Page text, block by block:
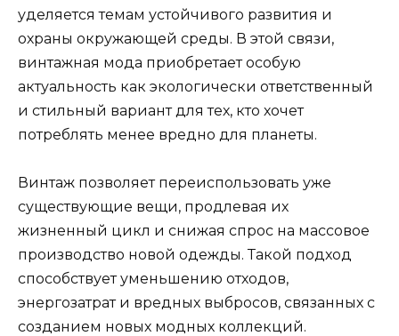
уделяется темам устойчивого развития и
охраны окружающей среды. В этой связи,
винтажная мода приобретает особую
актуальность как экологически ответственный
и стильный вариант для тех, кто хочет
потреблять менее вредно для планеты.
Винтаж позволяет переиспользовать уже
существующие вещи, продлевая их
жизненный цикл и снижая спрос на массовое
производство новой одежды. Такой подход
способствует уменьшению отходов,
энергозатрат и вредных выбросов, связанных с
созданием новых модных коллекций.